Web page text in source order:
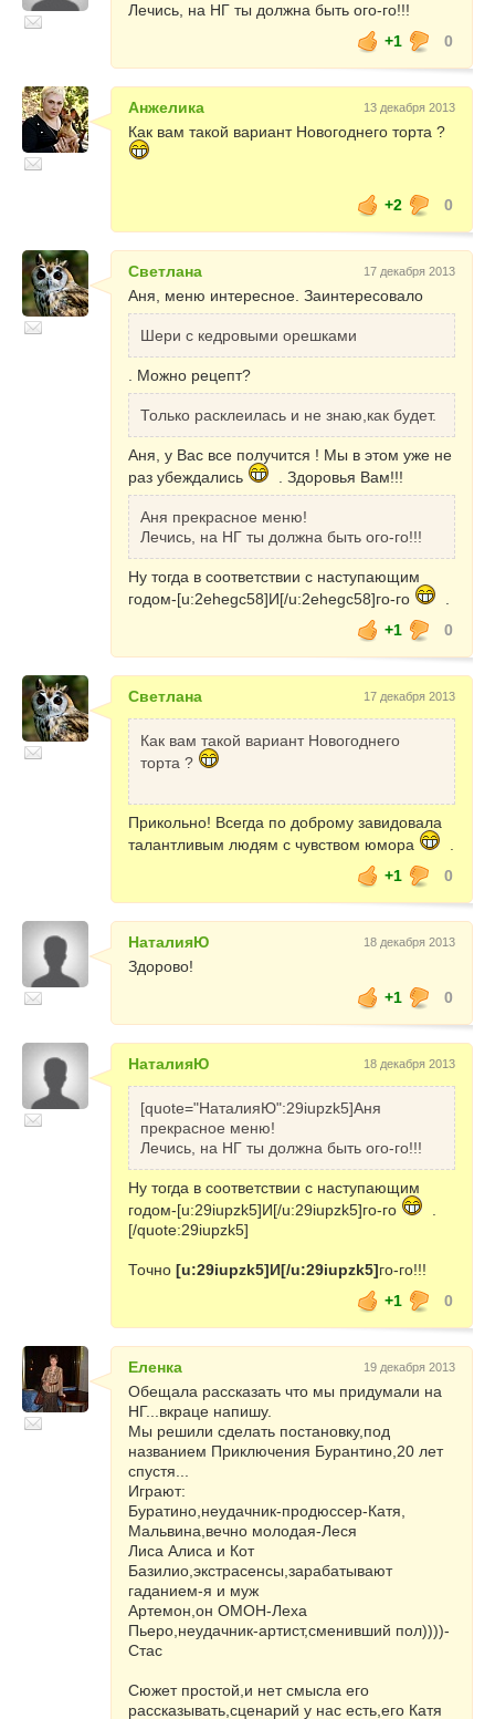
Лечись, на НГ ты должна быть ого-го!!!
+1
0
Анжелика 13 декабря 2013
Как вам такой вариант Новогоднего торта ?
+2 0
Светлана 17 декабря 2013
Аня, меню интересное. Заинтересовало
Шери с кедровыми орешками
. Можно рецепт?
Только расклеилась и не знаю,как будет.
Аня, у Вас все получится ! Мы в этом уже не
раз убеждались
. Здоровья Вам!!!
Аня прекрасное меню!
Лечись, на НГ ты должна быть ого-го!!!
Ну тогда в соответствии с наступающим
годом-[u:2ehegc58]И[/u:2ehegc58]го-го
+1
0
Светлана 17 декабря 2013
Как вам такой вариант Новогоднего
торта ?
Прикольно! Всегда по доброму завидовала
талантливым людям с чувством юмора
+1
0
НаталияЮ 18 декабря 2013
Здорово!
+1
0
НаталияЮ 18 декабря 2013
[quote="НаталияЮ":29iupzk5]Аня
прекрасное меню!
Лечись, на НГ ты должна быть ого-го!!!
Ну тогда в соответствии с наступающим
годом-[u:29iupzk5]И[/u:29iupzk5]го-го
[/quote:29iupzk5]
Точно [u:29iupzk5]И[/u:29iupzk5]го-го!!!
+1
0
Еленка 19 декабря 2013
Обещала рассказать что мы придумали на
НГ...вкраце напишу.
Мы решили сделать постановку,под
названием Приключения Бурантино,20 лет
спустя...
Играют:
Буратино,неудачник-продюссер-Катя,
Мальвина,вечно молодая-Леся
Лиса Алиса и Кот
Базилио,экстрасенсы,зарабатывают
гаданием-я и муж
Артемон,он ОМОН-Леха
Пьеро,неудачник-артист,сменивший пол))))-
Стас
Сюжет простой,и нет смысла его
рассказывать,сценарий у нас есть,его Катя